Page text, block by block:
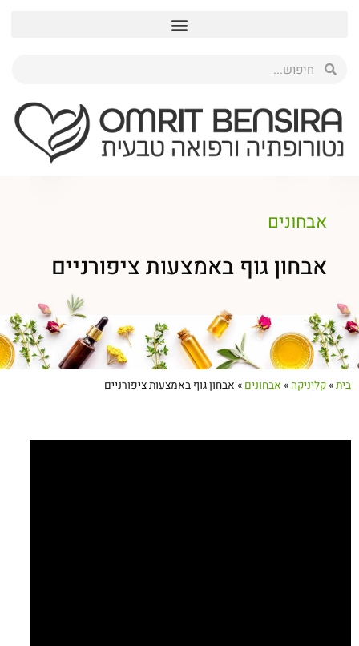
אבחונים
אבחון גוף באמצעות ציפורניים
בית»קליניקה » אבחונים » אבחון גוף באמצעות ציפורניים